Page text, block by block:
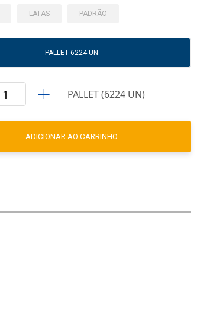
LATAS PADRÃO
PALLET 6224 UN
PALLET (6224 UN)
ADICIONAR AO CARRINHO